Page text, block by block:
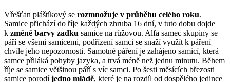
Vřešťan pláštíkový se rozmnožuje v průběhu celého roku.
Samice přichází do říje každých zhruba 16 dní, v tuto dobu dojde
k změně barvy zadku samice na růžovou. Alfa samec skupiny se
páří se všemi samicemi, podřízení samci se snaží využít k páření
chvíle jeho nepozornosti. Samotné páření je zahájeno samicí, která
samce přiláká pohyby jazyka, a trvá méně než jednu minutu. Během
říje se samice většinou páří s víc samci. Po šesti měsících březosti
samice porodíjedno mládě, které je na rozdíl od dospělého jedince